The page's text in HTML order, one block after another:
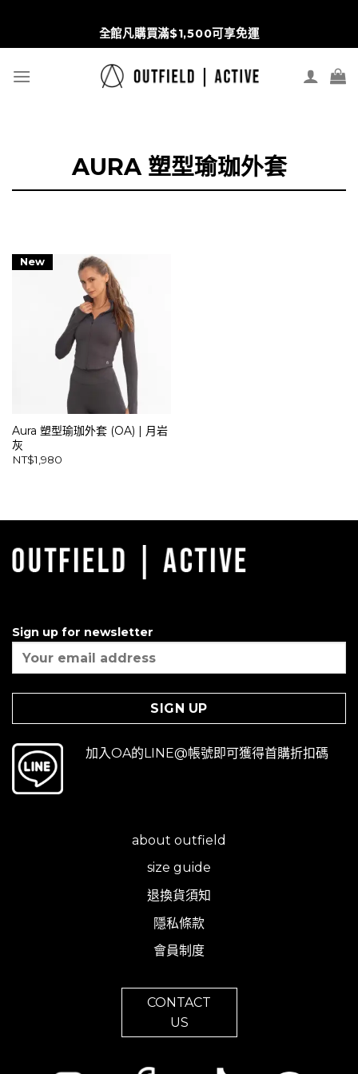
全館凡購買滿$1,500可享免運
AURA 塑型瑜珈外套
New
Aura 塑型瑜珈外套 (OA) | 月岩
灰
NT$1,980
Sign up for newsletter
加入OA的LINE@帳號即可獲得首購折扣碼
about outfield
size guide
退換貨須知
隱私條款
會員制度
CONTACT
US